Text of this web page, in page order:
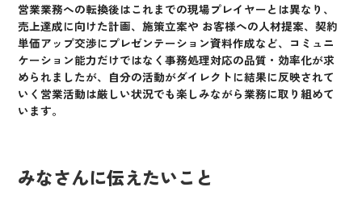
営業業務への転換後はこれまでの現場プレイヤーとは異なり、
売上達成に向けた計画、施策立案や お客様への人材提案、契約
単価アップ交渉にプレゼンテーション資料作成など、コミュニ
ケーション能力だけではなく事務処理対応の品質・効率化が求
められましたが、自分の活動がダイレクトに結果に反映されて
いく営業活動は厳しい状況でも楽しみながら業務に取り組めて
います。
みなさんに伝えたいこと